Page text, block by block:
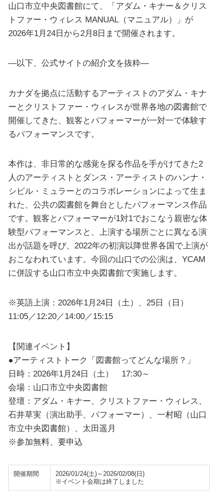
山口市立中央図書館にて、「アダム・キナー＆クリス
トファー・ウィレス MANUAL（マニュアル）」が
2026年1月24日から2月8日まで開催されます。
—以下、公式サイトの紹介文を抜粋—
カナダを拠点に活動するアーティストのアダム・キナ
ーとクリストファー・ウィレスが世界各地の図書館で
開催してきた、観客とパフォーマーが一対一で体験す
るパフォーマンスです。
本作は、非日常的な感覚を探る作品を手がけてきた2
人のアーティストとダンス・アーティストのハンナ・
シビル・ミュラーとのコラボレーションによって生ま
れた、公共の図書館を舞台としたパフォーマンス作品
です。観客とパフォーマーが1対1でおこなう親密な体
験型パフォーマンスと、上演する場所ごとに異なる演
出が話題を呼び、2022年の初演以降世界各国で上演が
おこなわれています。今回の山口での公演は、YCAM
に併設する山口市立中央図書館で実施します。
※英語上演：2026年1月24日（土）、25日（日）
11:05／12:20／14:00／15:15
【関連イベント】
●アーティストトーク「図書館ってどんな場所？」
日時：2026年1月24日（土） 17:30～
会場：山口市立中央図書館
登壇：アダム・キナー、クリストファー・ウィレス、
石井草実（演出助手、パフォーマー）、一村昭（山口
市立中央図書館）、太田遥月
※参加無料、要申込
開催期間
2026/01/24(土)～2026/02/08(日)
※イベント会期は終了しました